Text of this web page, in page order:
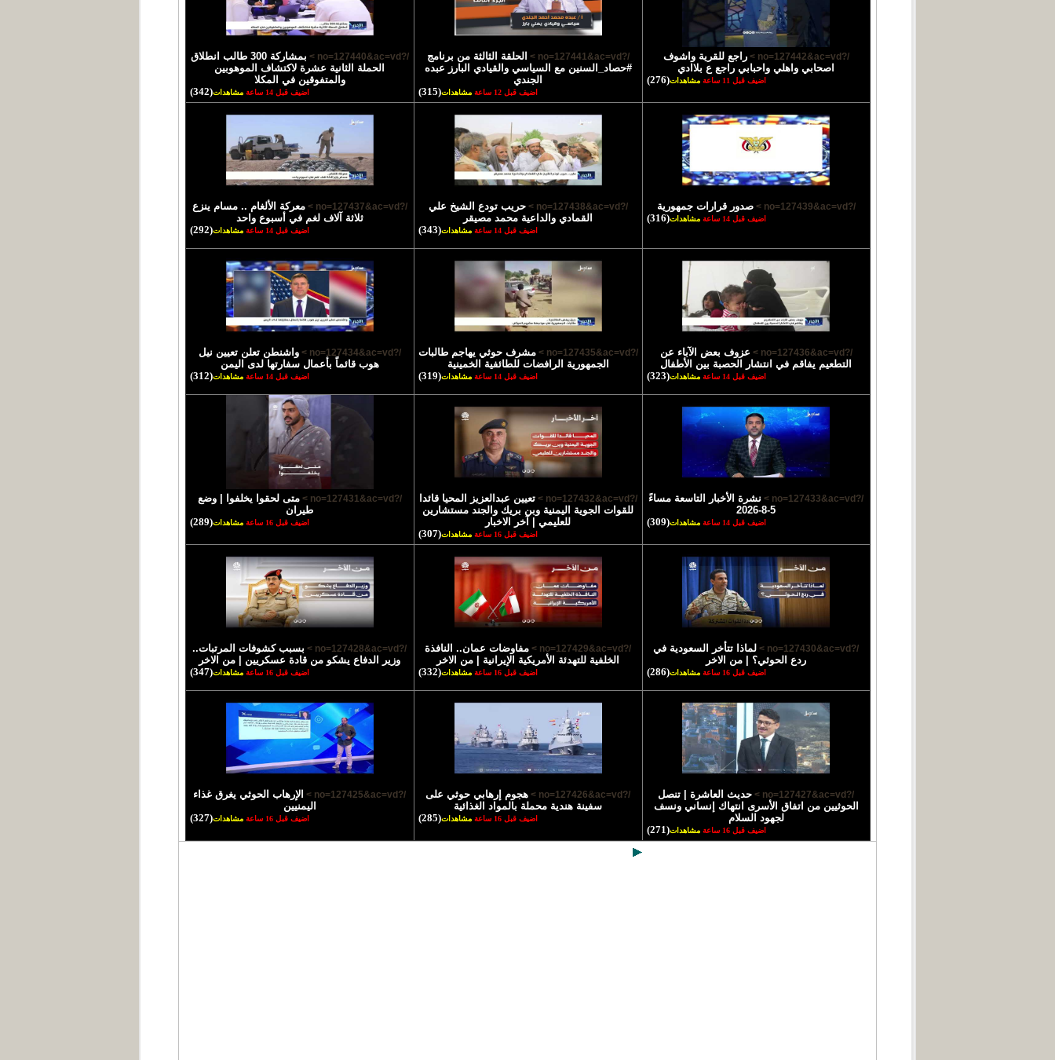
/?no=127442&ac=vd >
راجع للقرية واشوف
اصحابي واهلي واحبابي راجع ع بلاادي
اضيف قبل 11 ساعة مشاهدات(276)
/?no=127441&ac=vd >
الحلقة الثالثة من برنامج
#حصاد_السنين مع السياسي والقيادي البارز عبده
الجندي
اضيف قبل 12 ساعة مشاهدات(315)
/?no=127440&ac=vd >
بمشاركة 300 طالب انطلاق
الحملة الثانية عشرة لاكتشاف الموهوبين
والمتفوقين في المكلا
اضيف قبل 14 ساعة مشاهدات(342)
/?no=127439&ac=vd > صدور قرارات جمهورية
اضيف قبل 14 ساعة مشاهدات(316)
/?no=127438&ac=vd >
حريب تودع الشيخ علي
القمادي والداعية محمد مصيقر
اضيف قبل 14 ساعة مشاهدات(343)
/?no=127437&ac=vd >
معركة الألغام .. مسام ينزع
ثلاثة آلاف لغم في أسبوع واحد
اضيف قبل 14 ساعة مشاهدات(292)
/?no=127436&ac=vd >
عزوف بعض الآباء عن
التطعيم يفاقم في انتشار الحصبة بين الأطفال
اضيف قبل 14 ساعة مشاهدات(323)
/?no=127435&ac=vd >
مشرف حوثي يهاجم طالبات
الجمهورية الرافضات للطائفية الخمينية
اضيف قبل 14 ساعة مشاهدات(319)
/?no=127434&ac=vd >
واشنطن تعلن تعيين نيل
هوب قائماً بأعمال سفارتها لدى اليمن
اضيف قبل 14 ساعة مشاهدات(312)
/?no=127433&ac=vd >
نشرة الأخبار التاسعة مساءً
5-8-2026
اضيف قبل 14 ساعة مشاهدات(309)
/?no=127432&ac=vd >
تعيين عبدالعزيز المحيا قائدا
للقوات الجوية اليمنية وبن بريك والجند مستشارين
للعليمي | آخر الاخبار
اضيف قبل 16 ساعة مشاهدات(307)
/?no=127431&ac=vd >
متى لحقوا يخلفوا | وضع
طيران
اضيف قبل 16 ساعة مشاهدات(289)
/?no=127430&ac=vd >
لماذا تتأخر السعودية في
ردع الحوثي؟ | من الاخر
اضيف قبل 16 ساعة مشاهدات(286)
/?no=127429&ac=vd >
مفاوضات عمان.. النافذة
الخلفية للتهدئة الأمريكية الإيرانية | من الاخر
اضيف قبل 16 ساعة مشاهدات(332)
/?no=127428&ac=vd >
بسبب كشوفات المرتبات..
وزير الدفاع يشكو من قادة عسكريين | من الاخر
اضيف قبل 16 ساعة مشاهدات(347)
/?no=127427&ac=vd >
حديث العاشرة | تنصل
الحوثيين من اتفاق الأسرى انتهاك إنساني ونسف
لجهود السلام
اضيف قبل 16 ساعة مشاهدات(271)
/?no=127426&ac=vd >
هجوم إرهابي حوثي على
سفينة هندية محملة بالمواد الغذائية
اضيف قبل 16 ساعة مشاهدات(285)
/?no=127425&ac=vd >
الإرهاب الحوثي يغرق غذاء
اليمنيين
اضيف قبل 16 ساعة مشاهدات(327)